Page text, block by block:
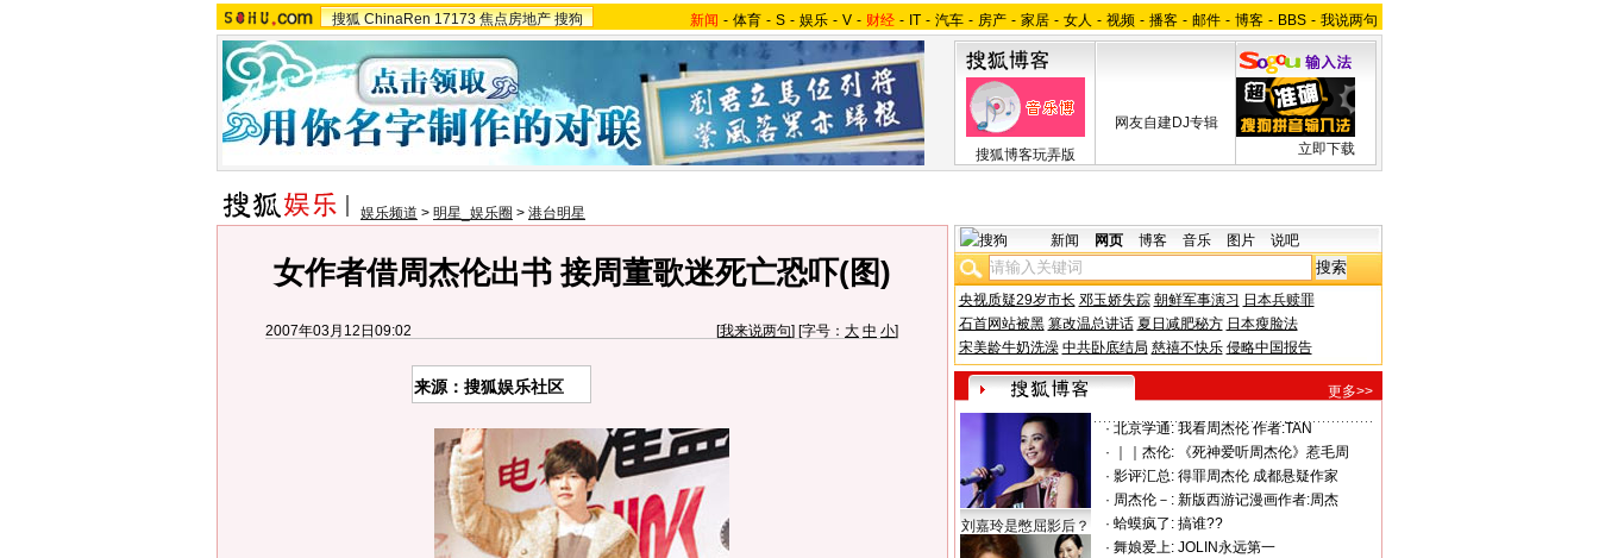
搜狐 ChinaRen 17173 焦点房地产 搜狗 新闻 - 体育 - S - 娱乐 - V - 财经 - IT - 汽车 - 房产 - 家居 - 女人 - 视频 - 播客 - 邮件 - 博客 - BBS - 我说两句
搜狐博客玩弄版
网友自建DJ专辑
立即下载
娱乐频道 > 明星_娱乐圈 > 港台明星
女作者借周杰伦出书 接周董歌迷死亡恐吓(图)
2007年03月12日09:02 [我来说两句] [字号： 大 中 小]
来源：搜狐娱乐社区
新闻 网页 博客 音乐 图片 说吧
央视质疑29岁市长 邓玉娇失踪 朝鲜军事演习 日本兵赎罪
石首网站被黑 篡改温总讲话 夏日减肥秘方 日本瘦脸法
宋美龄牛奶洗澡 中共卧底结局 慈禧不快乐 侵略中国报告
更多>>
刘嘉玲是憋屈影后？
· 北京学通: 我看周杰伦 作者:TAN
·
｜｜杰伦:
《死神爱听周杰伦》惹毛周
· 影评汇总: 得罪周杰伦 成都悬疑作家
· 周杰伦－: 新版西游记漫画作者:周杰
· 蛤蟆疯了: 搞谁??
· 舞娘爱上: JOLIN永远第一